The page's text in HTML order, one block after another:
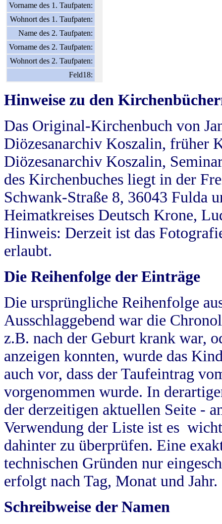
Vorname des 1. Taufpaten:
Wohnort des 1. Taufpaten:
Name des 2. Taufpaten:
Vorname des 2. Taufpaten:
Wohnort des 2. Taufpaten:
Feld18:
Hinweise zu den
Das Original-Kirchenbuch von
Diözesanarchiv Koszalin, früher
Diözesanarchiv Koszalin,
des Kirchenbuches liegt in der
Schwank-Straße 8, 36043 Fulda
Heimatkreises Deutsch Krone,
Hinweis: Derzeit ist das
erlaubt.
Die Reihenfolge der Einträge
Die ursprüngliche Reihenfolge
Ausschlaggebend war die
z.B. nach der Geburt krank war,
anzeigen konnten, wurde das
auch vor, dass der Taufeintrag
vorgenommen wurde. In
der derzeitigen aktuellen Seite -
Verwendung der Liste ist es
dahinter zu überprüfen. Eine
technischen Gründen nur
erfolgt nach Tag, Monat und Jahr.
Schreibweise der Namen